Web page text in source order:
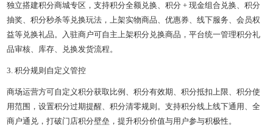
独立搭建积分商城专区，支持积分全额兑换、积分 + 现金组合兑换、积分
抽奖、积分秒杀等兑换玩法，上架实物商品、优惠券、线下服务、会员权
益等兑换礼品。入驻商户可自主上架积分兑换商品，平台统一管理积分礼
品审核、库存、兑换发货流程。
3. 积分规则自定义管控
商场运营方可自定义积分获取比例、积分有效期、积分抵扣上限、积分使
用范围，设置积分过期提醒、积分清零规则。支持积分线上线下通用、全
商户通兑，打破门店积分壁垒，提升积分价值与用户参与积极性。